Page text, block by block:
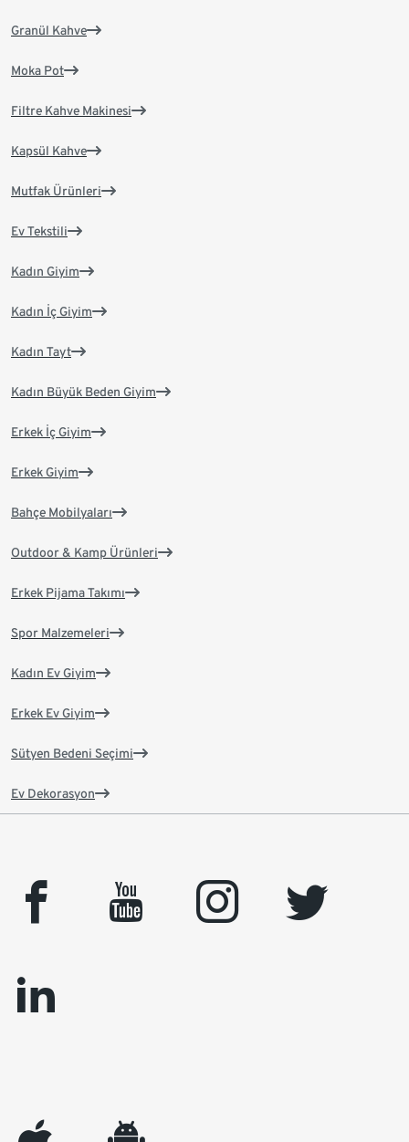
Granül Kahve
Moka Pot
Filtre Kahve Makinesi
Kapsül Kahve
Mutfak Ürünleri
Ev Tekstili
Kadın Giyim
Kadın İç Giyim
Kadın Tayt
Kadın Büyük Beden Giyim
Erkek İç Giyim
Erkek Giyim
Bahçe Mobilyaları
Outdoor & Kamp Ürünleri
Erkek Pijama Takımı
Spor Malzemeleri
Kadın Ev Giyim
Erkek Ev Giyim
Sütyen Bedeni Seçimi
Ev Dekorasyon
facebook youtube instagram
twitter
linkedin